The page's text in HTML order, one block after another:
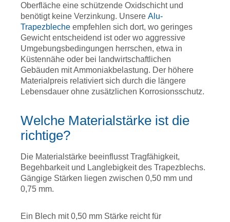
Oberfläche eine schützende Oxidschicht und
benötigt keine Verzinkung. Unsere Alu-
Trapezbleche empfehlen sich dort, wo geringes
Gewicht entscheidend ist oder wo aggressive
Umgebungsbedingungen herrschen, etwa in
Küstennähe oder bei landwirtschaftlichen
Gebäuden mit Ammoniakbelastung. Der höhere
Materialpreis relativiert sich durch die längere
Lebensdauer ohne zusätzlichen Korrosionsschutz.
Welche Materialstärke ist die
richtige?
Die Materialstärke beeinflusst Tragfähigkeit,
Begehbarkeit und Langlebigkeit des Trapezblechs.
Gängige Stärken liegen zwischen 0,50 mm und
0,75 mm.
Ein Blech mit 0,50 mm Stärke reicht für